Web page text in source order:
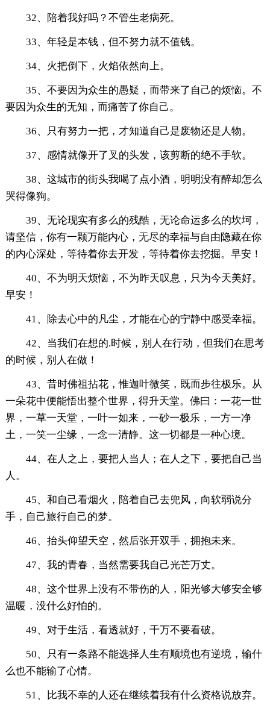
32、陪着我好吗？不管生老病死。
33、年轻是本钱，但不努力就不值钱。
34、火把倒下，火焰依然向上。
35、不要因为众生的愚疑，而带来了自己的烦恼。不
要因为众生的无知，而痛苦了你自己。
36、只有努力一把，才知道自己是废物还是人物。
37、感情就像开了叉的头发，该剪断的绝不手软。
38、这城市的街头我喝了点小酒，明明没有醉却怎么
哭得像狗。
39、无论现实有多么的残酷，无论命运多么的坎坷，
请坚信，你有一颗万能内心，无尽的幸福与自由隐藏在你
的内心深处，等待着你去开发，等待着你去挖掘。早安！
40、不为明天烦恼，不为昨天叹息，只为今天美好。
早安！
41、除去心中的凡尘，才能在心的宁静中感受幸福。
42、当我们在想的.时候，别人在行动，但我们在思考
的时候，别人在做！
43、昔时佛祖拈花，惟迦叶微笑，既而步往极乐。从
一朵花中便能悟出整个世界，得升天堂。佛曰：一花一世
界，一草一天堂，一叶一如来，一砂一极乐，一方一净
土，一笑一尘缘，一念一清静。这一切都是一种心境。
44、在人之上，要把人当人；在人之下，要把自己当
人。
45、和自己看烟火，陪着自己去兜风，向软弱说分
手，自己旅行自己的梦。
46、抬头仰望天空，然后张开双手，拥抱未来。
47、我的青春，当然需要我自己光芒万丈。
48、这个世界上没有不带伤的人，阳光够大够安全够
温暖，没什么好怕的。
49、对于生活，看透就好，千万不要看破。
50、只有一条路不能选择人生有顺境也有逆境，输什
么也不能输了心情。
51、比我不幸的人还在继续着我有什么资格说放弃。